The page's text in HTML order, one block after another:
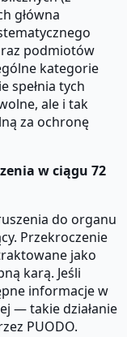
główna
podmiotów
kategorie
spełnia tych
ale i tak
za ochronę
w ciągu 72
do organu
Przekroczenie
jako
karą. Jeśli
informacje w
— takie działanie
PUODO.